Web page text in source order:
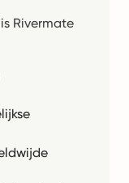
Rivermate